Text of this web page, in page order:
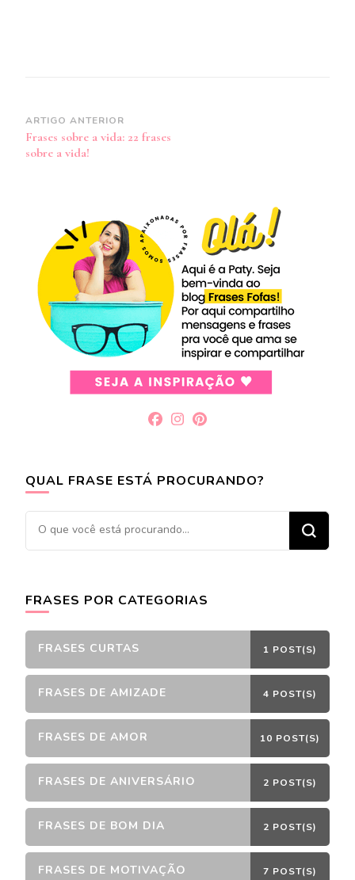
Navegação
de
ARTIGO ANTERIOR
Frases sobre a vida: 22 frases
sobre a vida!
QUAL FRASE ESTÁ PROCURANDO?
Procurando
algo?
FRASES POR CATEGORIAS
FRASES CURTAS 1 POST(S)
FRASES DE AMIZADE 4 POST(S)
FRASES DE AMOR 10 POST(S)
FRASES DE ANIVERSÁRIO 2 POST(S)
FRASES DE BOM DIA 2 POST(S)
FRASES DE MOTIVAÇÃO 7 POST(S)